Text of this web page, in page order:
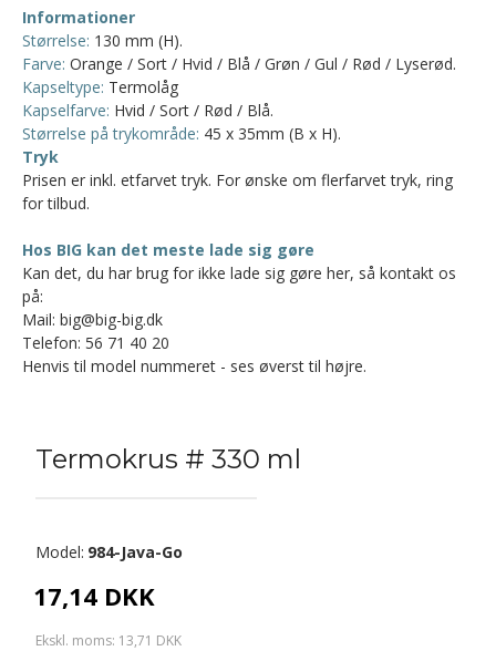
Informationer
Størrelse: 130 mm (H).
Farve: Orange / Sort / Hvid / Blå / Grøn / Gul / Rød / Lyserød.
Kapseltype: Termolåg
Kapselfarve: Hvid / Sort / Rød / Blå.
Størrelse på trykområde: 45 x 35mm (B x H).
Tryk
Prisen er inkl. etfarvet tryk. For ønske om flerfarvet tryk, ring
for tilbud.
Hos BIG kan det meste lade sig gøre
Kan det, du har brug for ikke lade sig gøre her, så kontakt os
på:
Mail: big@big-big.dk
Telefon: 56 71 40 20
Henvis til model nummeret - ses øverst til højre.
Termokrus # 330 ml
17,14 DKK
Ekskl. moms: 13,71 DKK
Model: 984-Java-Go